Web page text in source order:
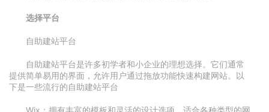
选择平台
自助建站平台
自助建站平台是许多初学者和小企业的理想选择。它们通常
提供简单易用的界面，允许用户通过拖放功能快速构建网站。以
下是一些流行的自助建站平台
Wix：拥有丰富的模板和灵活的设计选项，适合各种类型的网